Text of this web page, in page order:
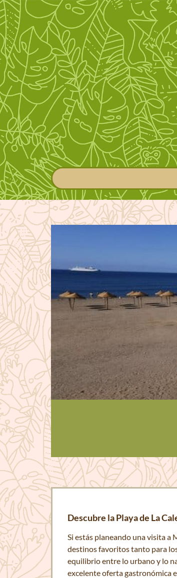
Descubre la Playa de La
Si estás planeando una visita a
destinos favoritos tanto para
equilibrio entre lo urbano y lo
excelente oferta gastronómica